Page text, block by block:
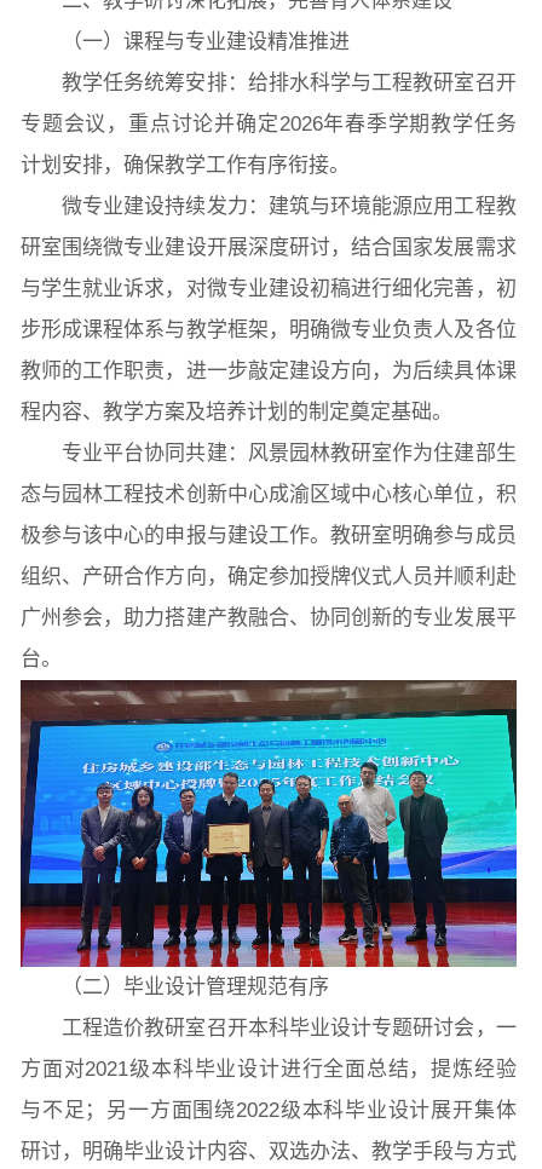
图片新闻
院长致词 学院简介 现任领导
院党委 院行政 院工会 教授委员会
本科教育 研究生教育 继续教育
科研概况 学术动态 科研平台 科研办事流程
学生活动 创业就业 奖助学金
常用办公电话 办事流程 材料下载
（一）课程与专业建设精准推进
教学任务统筹安排：给排水科学与工程教研室召开
专题会议，重点讨论并确定2026年春季学期教学任务
计划安排，确保教学工作有序衔接。
微专业建设持续发力：建筑与环境能源应用工程教
研室围绕微专业建设开展深度研讨，结合国家发展需求
与学生就业诉求，对微专业建设初稿进行细化完善，初
步形成课程体系与教学框架，明确微专业负责人及各位
教师的工作职责，进一步敲定建设方向，为后续具体课
程内容、教学方案及培养计划的制定奠定基础。
专业平台协同共建：风景园林教研室作为住建部生
态与园林工程技术创新中心成渝区域中心核心单位，积
极参与该中心的申报与建设工作。教研室明确参与成员
组织、产研合作方向，确定参加授牌仪式人员并顺利赴
广州参会，助力搭建产教融合、协同创新的专业发展平
台。
（二）毕业设计管理规范有序
工程造价教研室召开本科毕业设计专题研讨会，一
方面对2021级本科毕业设计进行全面总结，提炼经验
与不足；另一方面围绕2022级本科毕业设计展开集体
研讨，明确毕业设计内容、双选办法、教学手段与方式